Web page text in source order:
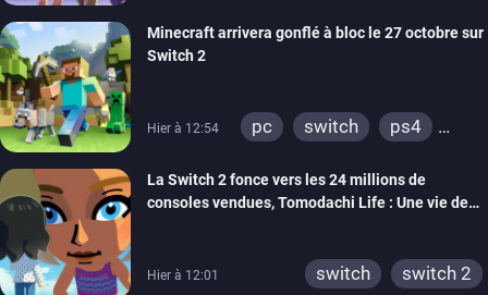
Minecraft arrivera gonflé à bloc le 27 octobre sur
Switch 2
Hier à 12:54 pc switch
ps4
wiiu
3ds
ps3
xbox 360
switch 2
La Switch 2 fonce vers les 24 millions de
consoles vendues, Tomodachi Life : Une vie de
Hier à 12:01 switch switch 2